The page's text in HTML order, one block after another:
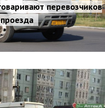
перевозчиков